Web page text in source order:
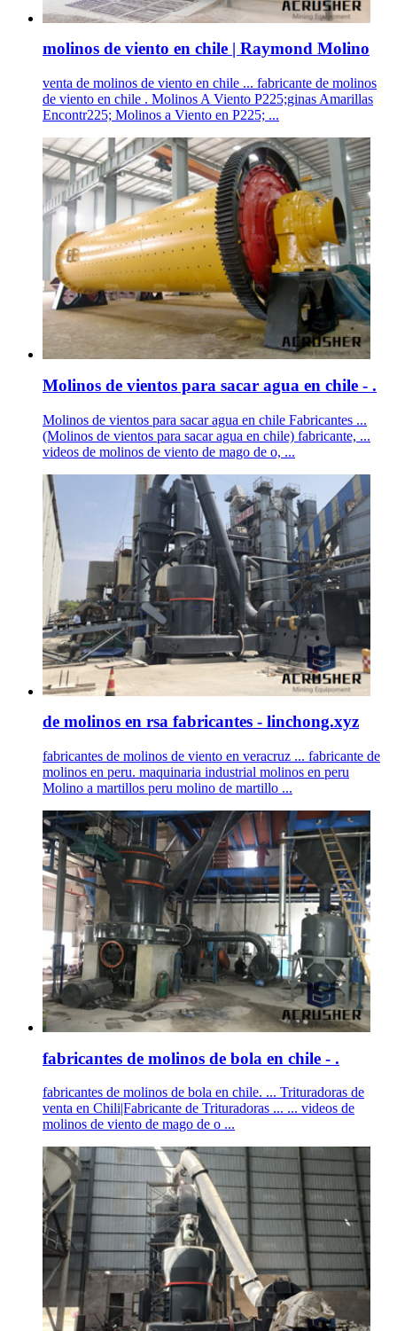
molinos de viento en chile | Raymond Molino
venta de molinos de viento en chile ... fabricante de molinos
de viento en chile . Molinos A Viento P225;ginas Amarillas
Encontr225; Molinos a Viento en P225; ...
Molinos de vientos para sacar agua en chile - .
Molinos de vientos para sacar agua en chile Fabricantes ...
(Molinos de vientos para sacar agua en chile) fabricante, ...
videos de molinos de viento de mago de o, ...
de molinos en rsa fabricantes - linchong.xyz
fabricantes de molinos de viento en veracruz ... fabricante de
molinos en peru. maquinaria industrial molinos en peru
Molino a martillos peru molino de martillo ...
fabricantes de molinos de bola en chile - .
fabricantes de molinos de bola en chile. ... Trituradoras de
venta en Chili|Fabricante de Trituradoras ... ... videos de
molinos de viento de mago de o ...